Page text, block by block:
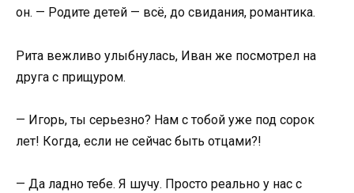
он. — Родите детей — всё, до свидания, романтика.
Рита вежливо улыбнулась, Иван же посмотрел на
друга с прищуром.
— Игорь, ты серьезно? Нам с тобой уже под сорок
лет! Когда, если не сейчас быть отцами?!
— Да ладно тебе. Я шучу. Просто реально у нас с